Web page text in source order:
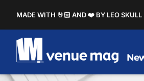
MADE WITH 🤘🏻 AND ❤️ BY LEO SKULL